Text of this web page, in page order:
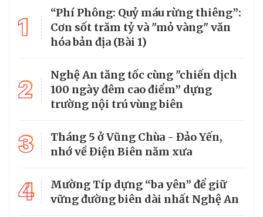
1
“Phí Phông: Quỷ máu rừng thiêng”:
Cơn sốt trăm tỷ và "mỏ vàng" văn
hóa bản địa (Bài 1)
2
Nghệ An tăng tốc cùng "chiến dịch
100 ngày đêm cao điểm” dựng
trường nội trú vùng biên
3
Tháng 5 ở Vũng Chùa - Đảo Yến,
nhớ về Điện Biên năm xưa
4
Mường Típ dựng “ba yên” để giữ
vững đường biên dài nhất Nghệ An